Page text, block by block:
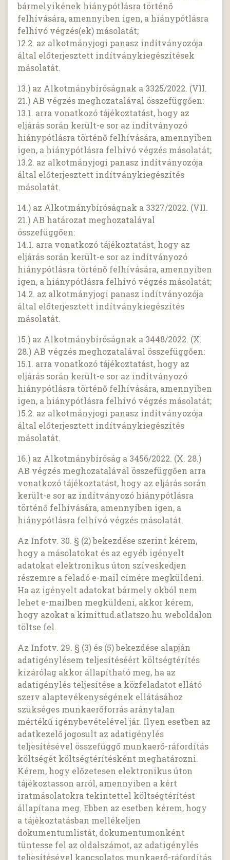
bármelyikének hiánypótlásra történő
felhívására, amennyiben igen, a hiánypótlásra
felhívó végzés(ek) másolatát;
12.2. az alkotmányjogi panasz indítványozója
által előterjesztett indítványkiegészítések
másolatát.
13.) az Alkotmánybíróságnak a 3325/2022. (VII.
21.) AB végzés meghozatalával összefüggően:
13.1. arra vonatkozó tájékoztatást, hogy az
eljárás során került-e sor az indítványozó
hiánypótlásra történő felhívására, amennyiben
igen, a hiánypótlásra felhívó végzés másolatát;
13.2. az alkotmányjogi panasz indítványozója
által előterjesztett indítványkiegészítés
másolatát.
14.) az Alkotmánybíróságnak a 3327/2022. (VII.
21.) AB határozat meghozatalával
összefüggően:
14.1. arra vonatkozó tájékoztatást, hogy az
eljárás során került-e sor az indítványozó
hiánypótlásra történő felhívására, amennyiben
igen, a hiánypótlásra felhívó végzés másolatát;
14.2. az alkotmányjogi panasz indítványozója
által előterjesztett indítványkiegészítés
másolatát.
15.) az Alkotmánybíróságnak a 3448/2022. (X.
28.) AB végzés meghozatalával összefüggően:
15.1. arra vonatkozó tájékoztatást, hogy az
eljárás során került-e sor az indítványozó
hiánypótlásra történő felhívására, amennyiben
igen, a hiánypótlásra felhívó végzés másolatát;
15.2. az alkotmányjogi panasz indítványozója
által előterjesztett indítványkiegészítés
másolatát.
16.) az Alkotmánybíróság a 3456/2022. (X. 28.)
AB végzés meghozatalával összefüggően arra
vonatkozó tájékoztatást, hogy az eljárás során
került-e sor az indítványozó hiánypótlásra
történő felhívására, amennyiben igen, a
hiánypótlásra felhívó végzés másolatát.
Az Infotv. 30. § (2) bekezdése szerint kérem,
hogy a másolatokat és az egyéb igényelt
adatokat elektronikus úton szíveskedjen
részemre a feladó e-mail címére megküldeni.
Ha az igényelt adatokat bármely okból nem
lehet e-mailben megküldeni, akkor kérem,
hogy azokat a kimittud.atlatszo.hu weboldalon
töltse fel.
Az Infotv. 29. § (3) és (5) bekezdése alapján
adatigénylésem teljesítéséért költségtérítés
kizárólag akkor állapítható meg, ha az
adatigénylés teljesítése a közfeladatot ellátó
szerv alaptevékenységének ellátásához
szükséges munkaerőforrás aránytalan
mértékű igénybevételével jár. Ilyen esetben az
adatkezelő jogosult az adatigénylés
teljesítésével összefüggő munkaerő-ráfordítás
költségét költségtérítésként meghatározni.
Kérem, hogy előzetesen elektronikus úton
tájékoztasson arról, amennyiben a kért
iratmásolatokra tekintettel költségtérítést
állapítana meg. Ebben az esetben kérem, hogy
a tájékoztatásban mellékeljen
dokumentumlistát, dokumentumonként
tüntesse fel az oldalszámot, az adatigénylés
teljesítésével kapcsolatos munkaerő-ráfordítás